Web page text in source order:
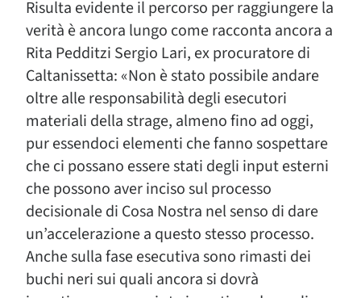
Risulta evidente il percorso per raggiungere la
verità è ancora lungo come racconta ancora a
Rita Pedditzi Sergio Lari, ex procuratore di
Caltanissetta: «Non è stato possibile andare
oltre alle responsabilità degli esecutori
materiali della strage, almeno fino ad oggi,
pur essendoci elementi che fanno sospettare
che ci possano essere stati degli input esterni
che possono aver inciso sul processo
decisionale di Cosa Nostra nel senso di dare
un’accelerazione a questo stesso processo.
Anche sulla fase esecutiva sono rimasti dei
buchi neri sui quali ancora si dovrà